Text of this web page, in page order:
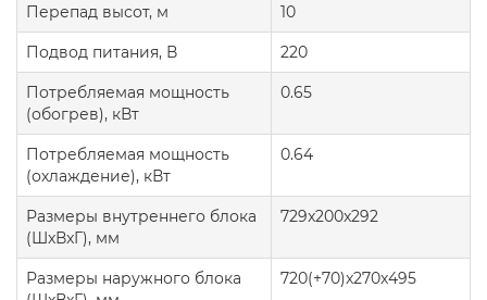
Перепад высот, м 10
Подвод питания, В 220
Потребляемая мощность
(обогрев), кВт
0.65
Потребляемая мощность
(охлаждение), кВт
0.64
Размеры внутреннего блока
(ШxВxГ), мм
729x200x292
Размеры наружного блока
720(+70)x270x495